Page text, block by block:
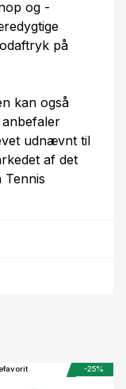
og -
på
kan også
udnævnt til
af det
Tennis
-25%